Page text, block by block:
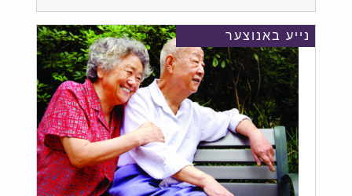
נייע באנוצער